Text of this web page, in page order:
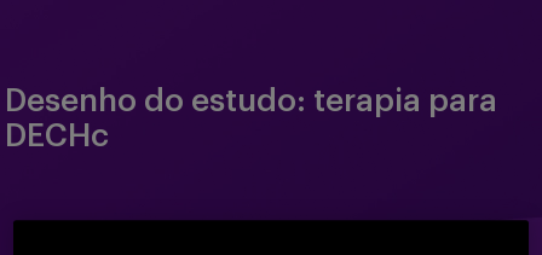
Portfólio
Serviços
Desenho do estudo: terapia para
DECHc